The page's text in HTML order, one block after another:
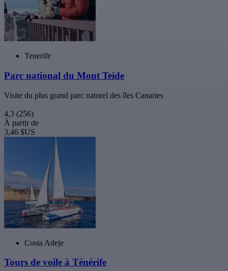
Tenerife
Parc national du Mont Teide
Visite du plus grand parc naturel des îles Canaries
4,3 (256)
À partir de
3,46 $US
Costa Adeje
Tours de voile à Ténérife